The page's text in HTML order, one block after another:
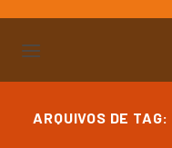
para
ARQUIVOS DE TAG: